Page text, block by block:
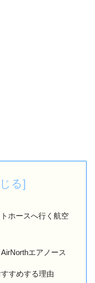
ホースへ行く航空
エアノース
すめする理由